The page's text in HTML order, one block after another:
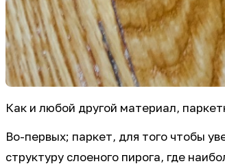
Как и любой другой материал,
Во-первых; паркет, для того чтобы
структуру слоеного пирога, где